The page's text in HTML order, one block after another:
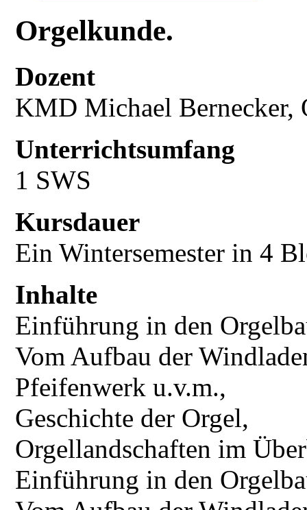
Orgelkunde.
Dozent
KMD Michael Bernecker,
Unterrichtsumfang
1 SWS
Kursdauer
Ein Wintersemester in 4
Inhalte
Einführung in den
Vom Aufbau der
Pfeifenwerk u.v.m.,
Geschichte der Orgel,
Orgellandschaften im
Einführung in den